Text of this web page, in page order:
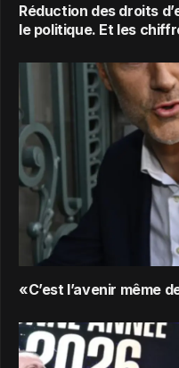
Réduction des droits
le politique. Et les
«C’est l’avenir même